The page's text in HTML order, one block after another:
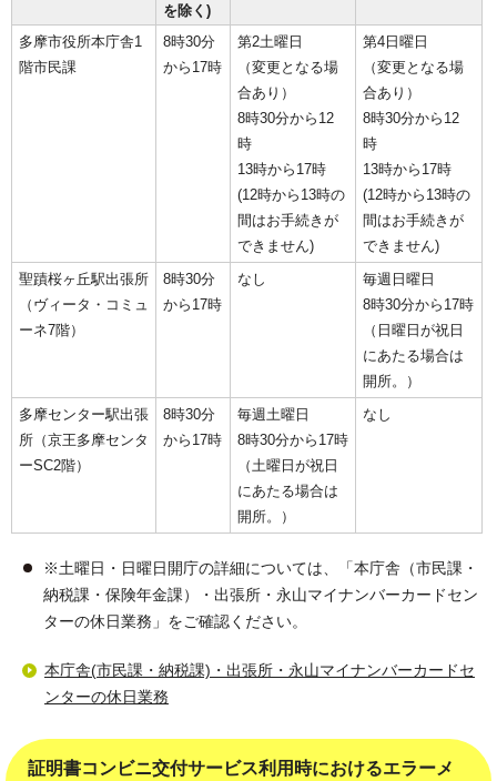
を除く)
多摩市役所本庁舎1
階市民課
8時30分
から17時
第2土曜日
（変更となる場
合あり）
8時30分から12
時
13時から17時
(12時から13時の
間はお手続きが
できません)
第4日曜日
（変更となる場
合あり）
8時30分から12
時
13時から17時
(12時から13時の
間はお手続きが
できません)
聖蹟桜ヶ丘駅出張所
（ヴィータ・コミュ
ーネ7階）
8時30分
から17時
なし
毎週日曜日
8時30分から17時
（日曜日が祝日
にあたる場合は
開所。）
多摩センター駅出張
所（京王多摩センタ
ーSC2階）
8時30分
から17時
毎週土曜日
8時30分から17時
（土曜日が祝日
にあたる場合は
開所。）
なし
※土曜日・日曜日開庁の詳細については、「本庁舎（市民課・
納税課・保険年金課）・出張所・永山マイナンバーカードセン
ターの休日業務」をご確認ください。
本庁舎(市民課・納税課)・出張所・永山マイナンバーカードセ
ンターの休日業務
証明書コンビニ交付サービス利用時におけるエラーメ